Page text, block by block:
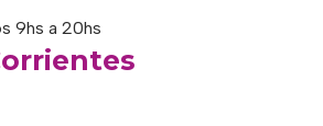
9hs a 20hs